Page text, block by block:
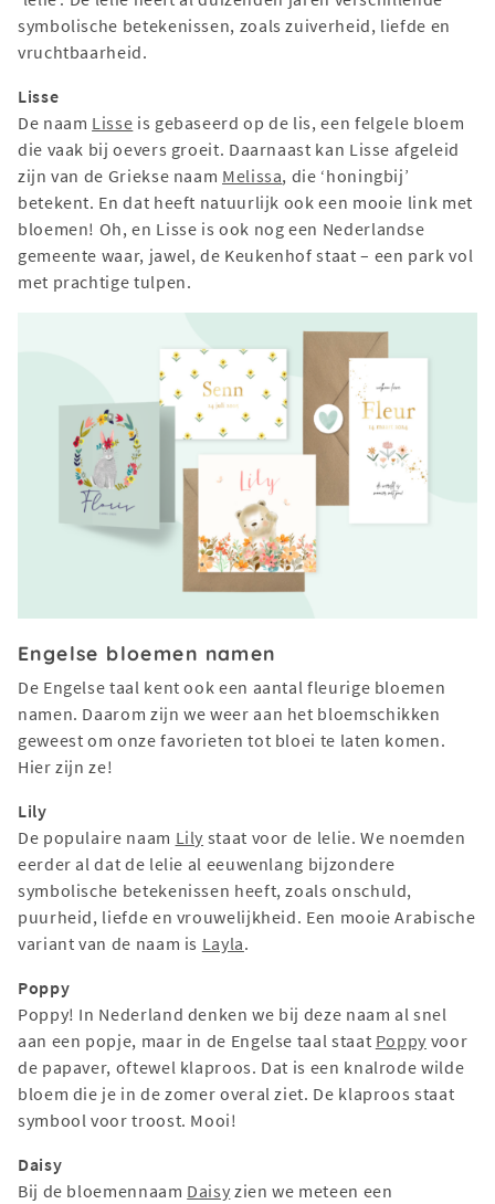
symbolische betekenissen, zoals zuiverheid, liefde en
vruchtbaarheid.
Lisse
De naam Lisse is gebaseerd op de lis, een felgele bloem
die vaak bij oevers groeit. Daarnaast kan Lisse afgeleid
zijn van de Griekse naam Melissa, die ‘honingbij’
betekent. En dat heeft natuurlijk ook een mooie link met
bloemen! Oh, en Lisse is ook nog een Nederlandse
gemeente waar, jawel, de Keukenhof staat – een park vol
met prachtige tulpen.
Engelse bloemen namen
De Engelse taal kent ook een aantal fleurige bloemen
namen. Daarom zijn we weer aan het bloemschikken
geweest om onze favorieten tot bloei te laten komen.
Hier zijn ze!
Lily
De populaire naam Lily staat voor de lelie. We noemden
eerder al dat de lelie al eeuwenlang bijzondere
symbolische betekenissen heeft, zoals onschuld,
puurheid, liefde en vrouwelijkheid. Een mooie Arabische
variant van de naam is Layla.
Poppy
Poppy! In Nederland denken we bij deze naam al snel
aan een popje, maar in de Engelse taal staat Poppy voor
de papaver, oftewel klaproos. Dat is een knalrode wilde
bloem die je in de zomer overal ziet. De klaproos staat
symbool voor troost. Mooi!
Daisy
Bij de bloemennaam Daisy zien we meteen een